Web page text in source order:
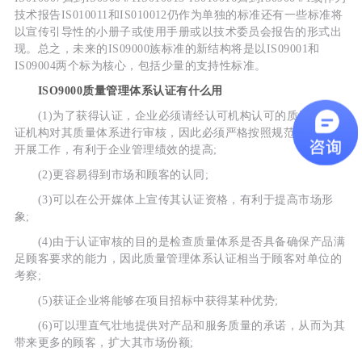
技术报告IS010011和IS010012仍作为单独的标准还有一些标准将
以宣传引导性的小册子或使用手册或以技术委员会报告的形式出
现。总之，未来的IS09000族标准的新结构将是以IS09001和
IS09004两个标为核心，包括少量的支持性标准。
ISO9000质量管理体系认证有什么用
(1)为了获得认证，企业必须请经认可机构认可的质量体系认
证机构对其质量体系进行审核，因此必须严格按照规范化的程序
开展工作，有利于企业管理绩效的提高;
(2)更容易得到市场和顾客的认同;
(3)可以在公开媒体上宣传其认证资格，有利于提高市场形
象;
(4)由于认证审核的目的是检查质量体系是否具备确保产品满
足顾客要求的能力，因此质量管理体系认证相当于顾客对单位的
考察;
(5)获证企业将能够在项目招标中获得某种优势;
(6)可以理直气壮地提供对产品和服务质量的承诺，从而为其
带来更多的顾客，扩大其市场份额;